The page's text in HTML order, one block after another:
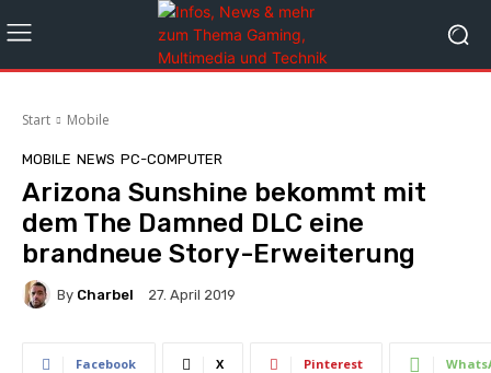
Start Mobile
MOBILE NEWS PC-COMPUTER
Arizona Sunshine bekommt mit
dem The Damned DLC eine
brandneue Story-Erweiterung
By Charbel 27. April 2019
Facebook X Pinterest